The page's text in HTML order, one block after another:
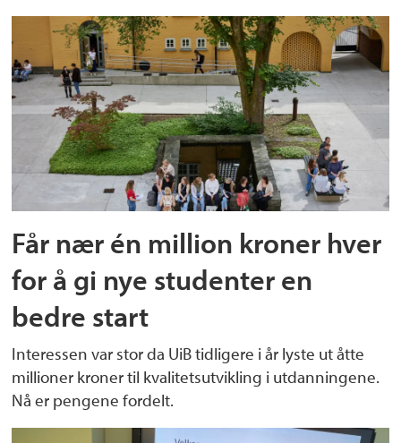
Får nær én million kroner hver
for å gi nye studenter en
bedre start
Interessen var stor da UiB tidligere i år lyste ut åtte
millioner kroner til kvalitetsutvikling i utdanningene.
Nå er pengene fordelt.